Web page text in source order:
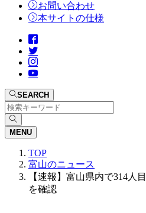
お問い合わせ
本サイトの仕様
SEARCH
MENU
TOP
富山のニュース
【速報】富山県内で314人
を確認